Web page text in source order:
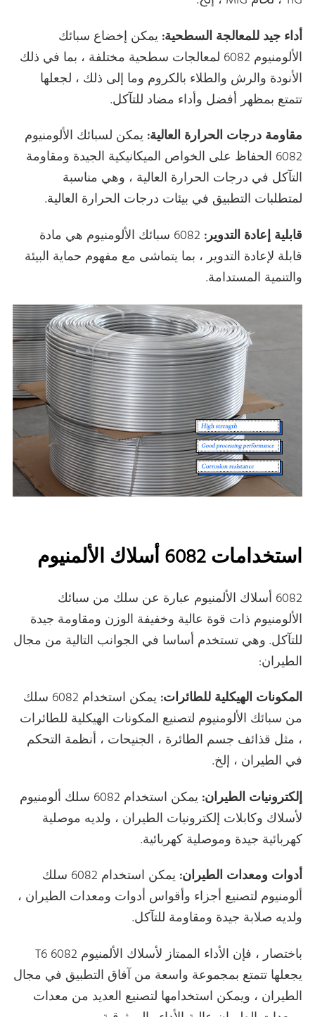
أداء جيد للمعالجة السطحية: يمكن إخضاع سبائك
الألومنيوم 6082 لمعالجات سطحية مختلفة ، بما في ذلك
الأنودة والرش والطلاء بالكروم وما إلى ذلك ، لجعلها
تتمتع بمظهر أفضل وأداء مضاد للتآكل.
مقاومة درجات الحرارة العالية: يمكن لسبائك الألومنيوم
6082 الحفاظ على الخواص الميكانيكية الجيدة ومقاومة
التآكل في درجات الحرارة العالية ، وهي مناسبة
لمتطلبات التطبيق في بيئات درجات الحرارة العالية.
قابلية إعادة التدوير:
6082 سبائك الألومنيوم هي مادة
قابلة لإعادة التدوير ، بما يتماشى مع مفهوم حماية البيئة
والتنمية المستدامة.
استخدامات 6082 أسلاك الألمنيوم
6082 أسلاك الألمنيوم عبارة عن سلك من سبائك
الألومنيوم ذات قوة عالية وخفيفة الوزن ومقاومة جيدة
للتآكل. وهي تستخدم أساسا في الجوانب التالية من مجال
الطيران:
المكونات الهيكلية للطائرات:
يمكن استخدام 6082 سلك
من سبائك الألومنيوم لتصنيع المكونات الهيكلية للطائرات
، مثل قذائف جسم الطائرة ، الجنيحات ، أنظمة التحكم
في الطيران ، إلخ.
إلكترونيات الطيران:
يمكن استخدام 6082 سلك ألومنيوم
لأسلاك وكابلات إلكترونيات الطيران ، ولديه موصلية
كهربائية جيدة وموصلية كهربائية.
أدوات ومعدات الطيران:
يمكن استخدام 6082 سلك
ألومنيوم لتصنيع أجزاء وأقواس أدوات ومعدات الطيران ،
ولديه صلابة جيدة ومقاومة للتآكل.
باختصار ، فإن الأداء الممتاز لأسلاك الألمنيوم 6082 T6
يجعلها تتمتع بمجموعة واسعة من آفاق التطبيق في مجال
الطيران ، ويمكن استخدامها لتصنيع العديد من معدات